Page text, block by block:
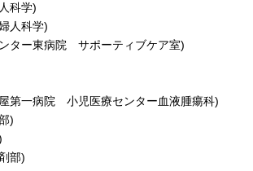
科学)
人科学)
ター東病院 サポーティブケア室)
第一病院 小児医療センター血液腫瘍科)
)
部)